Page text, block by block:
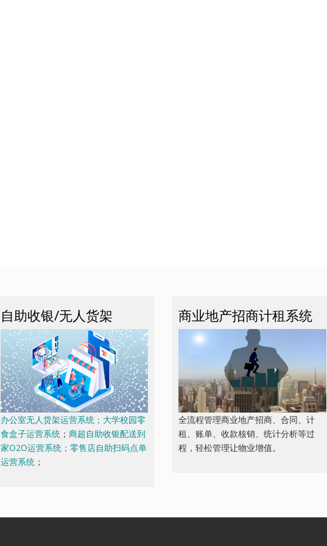
自助收银/无人货架
办公室无人货架运营系统；大学校园零
食盒子运营系统； 商超自助收银配送到
家O2O运营系统；零售店自助扫码点单
运营系统；
商业地产招商计租系统
全流程管理商业地产招商、合同、计
租、账单、收款核销、统计分析等过
程，轻松管理让物业增值。